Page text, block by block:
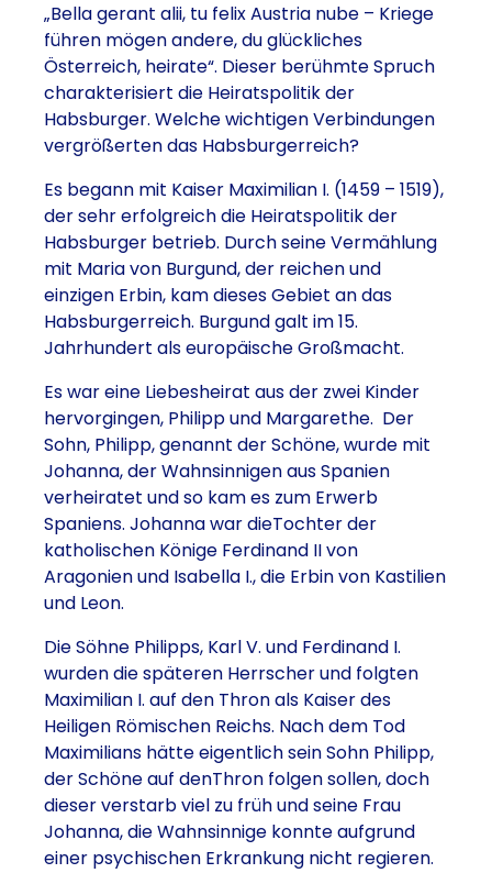
„Bella gerant alii, tu felix Austria nube – Kriege
führen mögen andere, du glückliches
Österreich, heirate“. Dieser berühmte Spruch
charakterisiert die Heiratspolitik der
Habsburger. Welche wichtigen Verbindungen
vergrößerten das Habsburgerreich?
Es begann mit Kaiser Maximilian I. (1459 – 1519),
der sehr erfolgreich die Heiratspolitik der
Habsburger betrieb. Durch seine Vermählung
mit Maria von Burgund, der reichen und
einzigen Erbin, kam dieses Gebiet an das
Habsburgerreich. Burgund galt im 15.
Jahrhundert als europäische Großmacht.
Es war eine Liebesheirat aus der zwei Kinder
hervorgingen, Philipp und Margarethe. Der
Sohn, Philipp, genannt der Schöne, wurde mit
Johanna, der Wahnsinnigen aus Spanien
verheiratet und so kam es zum Erwerb
Spaniens. Johanna war dieTochter der
katholischen Könige Ferdinand II von
Aragonien und Isabella I., die Erbin von Kastilien
und Leon.
Die Söhne Philipps, Karl V. und Ferdinand I.
wurden die späteren Herrscher und folgten
Maximilian I. auf den Thron als Kaiser des
Heiligen Römischen Reichs. Nach dem Tod
Maximilians hätte eigentlich sein Sohn Philipp,
der Schöne auf denThron folgen sollen, doch
dieser verstarb viel zu früh und seine Frau
Johanna, die Wahnsinnige konnte aufgrund
einer psychischen Erkrankung nicht regieren.